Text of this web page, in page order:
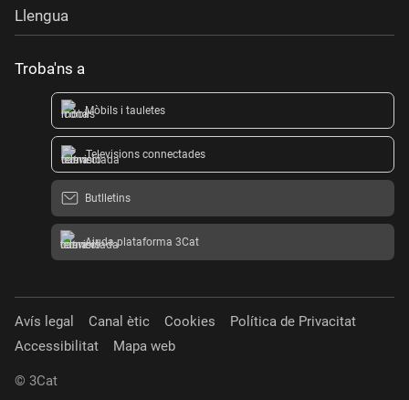
Llengua
Troba'ns a
Mòbils i tauletes
Televisions connectades
Butlletins
Ajuda plataforma 3Cat
Avís legal Canal ètic Cookies
Política de Privacitat
Accessibilitat
Mapa web
© 3Cat